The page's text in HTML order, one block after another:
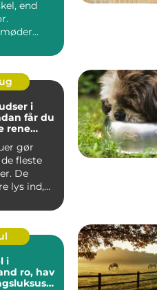
end
i
rene
gør
fleste
De
lys ind,
i
hav